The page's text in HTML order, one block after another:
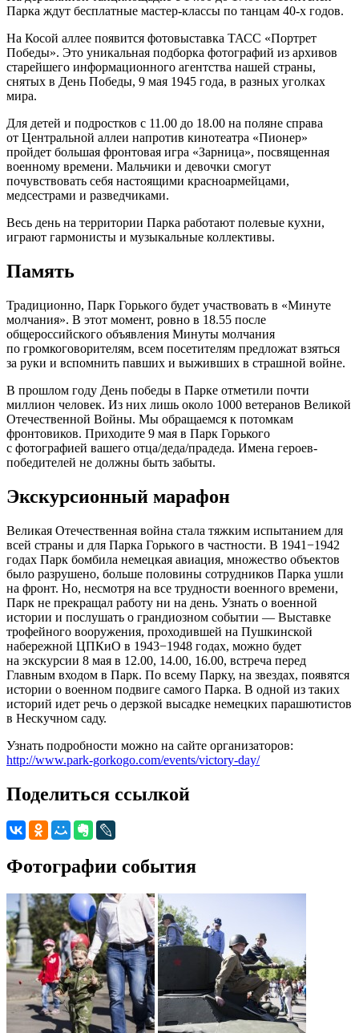
Парка ждут бесплатные мастер-классы по танцам 40-х годов.
На Косой аллее появится фотовыставка ТАСС «Портрет
Победы». Это уникальная подборка фотографий из архивов
старейшего информационного агентства нашей страны,
снятых в День Победы, 9 мая 1945 года, в разных уголках
мира.
Для детей и подростков с 11.00 до 18.00 на поляне справа
от Центральной аллеи напротив кинотеатра «Пионер»
пройдет большая фронтовая игра «Зарница», посвященная
военному времени. Мальчики и девочки смогут
почувствовать себя настоящими красноармейцами,
медсестрами и разведчиками.
Весь день на территории Парка работают полевые кухни,
играют гармонисты и музыкальные коллективы.
Память
Традиционно, Парк Горького будет участвовать в «Минуте
молчания». В этот момент, ровно в 18.55 после
общероссийского объявления Минуты молчания
по громкоговорителям, всем посетителям предложат взяться
за руки и вспомнить павших и выживших в страшной войне.
В прошлом году День победы в Парке отметили почти
миллион человек. Из них лишь около 1000 ветеранов Великой
Отечественной Войны. Мы обращаемся к потомкам
фронтовиков. Приходите 9 мая в Парк Горького
с фотографией вашего отца/деда/прадеда. Имена героев-
победителей не должны быть забыты.
Экскурсионный марафон
Великая Отечественная война стала тяжким испытанием для
всей страны и для Парка Горького в частности. В 1941−1942
годах Парк бомбила немецкая авиация, множество объектов
было разрушено, больше половины сотрудников Парка ушли
на фронт. Но, несмотря на все трудности военного времени,
Парк не прекращал работу ни на день. Узнать о военной
истории и послушать о грандиозном событии — Выставке
трофейного вооружения, проходившей на Пушкинской
набережной ЦПКиО в 1943−1948 годах, можно будет
на экскурсии 8 мая в 12.00, 14.00, 16.00, встреча перед
Главным входом в Парк. По всему Парку, на звездах, появятся
истории о военном подвиге самого Парка. В одной из таких
историй идет речь о дерзкой высадке немецких парашютистов
в Нескучном саду.
Узнать подробности можно на сайте организаторов:
http://www.park-gorkogo.com/events/victory-day/
Поделиться ссылкой
Фотографии события